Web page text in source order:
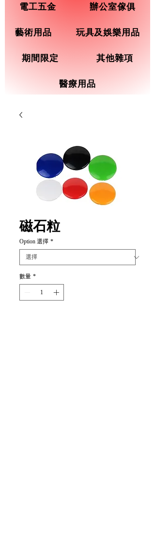
電工五金 辦公室傢俱
藝術用品 玩具及娛樂用品
期間限定 其他雜項
醫療用品
磁石粒
Option 選擇 *
數量 *